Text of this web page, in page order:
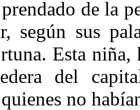
de la
según sus
Esta
del
no